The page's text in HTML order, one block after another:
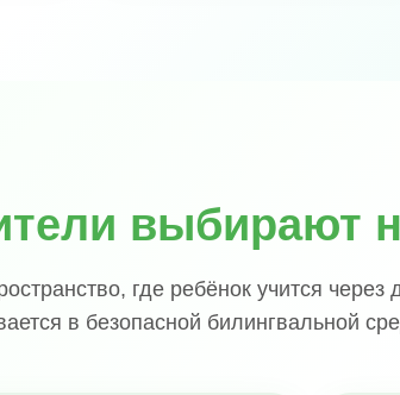
выбирают
где ребёнок учится через
в безопасной билингвальной